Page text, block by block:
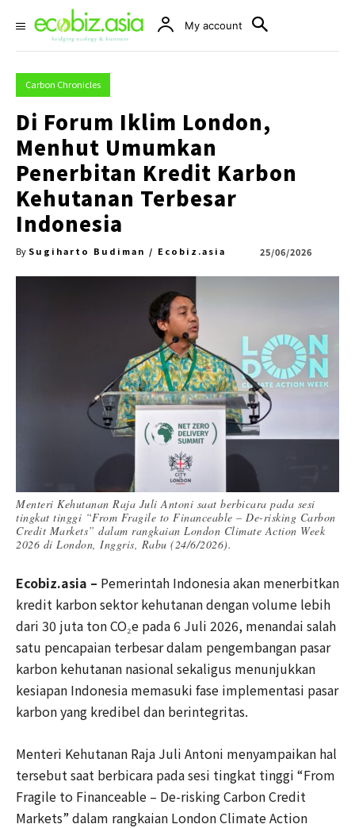
My account
Carbon Chronicles
Di Forum Iklim London,
Menhut Umumkan
Penerbitan Kredit Karbon
Kehutanan Terbesar
Indonesia
By Sugiharto Budiman / Ecobiz.asia 25/06/2026
Menteri Kehutanan Raja Juli Antoni saat berbicara pada sesi
tingkat tinggi “From Fragile to Financeable – De-risking Carbon
Credit Markets” dalam rangkaian London Climate Action Week
2026 di London, Inggris, Rabu (24/6/2026).
Ecobiz.asia – Pemerintah Indonesia akan menerbitkan
kredit karbon sektor kehutanan dengan volume lebih
dari 30 juta ton CO₂e pada 6 Juli 2026, menandai salah
satu pencapaian terbesar dalam pengembangan pasar
karbon kehutanan nasional sekaligus menunjukkan
kesiapan Indonesia memasuki fase implementasi pasar
karbon yang kredibel dan berintegritas.
Menteri Kehutanan Raja Juli Antoni menyampaikan hal
tersebut saat berbicara pada sesi tingkat tinggi “From
Fragile to Financeable – De-risking Carbon Credit
Markets” dalam rangkaian London Climate Action